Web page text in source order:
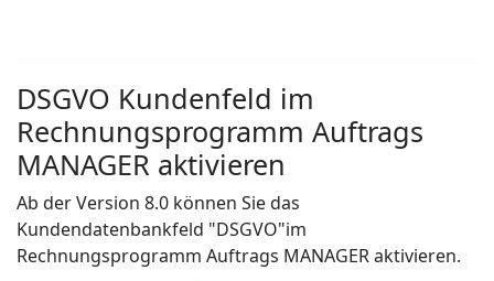
DSGVO Kundenfeld im
Rechnungsprogramm Auftrags
MANAGER aktivieren
Ab der Version 8.0 können Sie das
Kundendatenbankfeld "DSGVO"im
Rechnungsprogramm Auftrags MANAGER aktivieren.